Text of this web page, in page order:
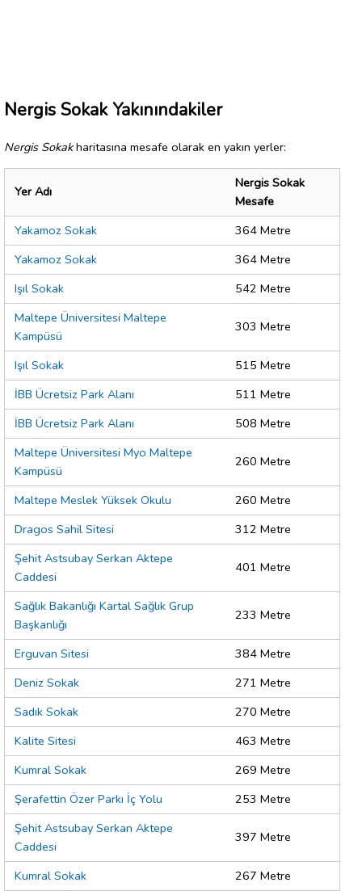
Nergis Sokak Yakınındakiler
Nergis Sokakharitasına mesafe olarak en yakın yerler:
Yer Adı
Nergis Sokak
Mesafe
Yakamoz Sokak
364 Metre
Yakamoz Sokak
364 Metre
Işıl Sokak
542 Metre
Maltepe Üniversitesi Maltepe
Kampüsü
303 Metre
Işıl Sokak
515 Metre
İBB Ücretsiz Park Alanı
511 Metre
İBB Ücretsiz Park Alanı
508 Metre
Maltepe Üniversitesi Myo Maltepe
Kampüsü
260 Metre
Maltepe Meslek Yüksek Okulu
260 Metre
Dragos Sahil Sitesi
312 Metre
Şehit Astsubay Serkan Aktepe
Caddesi
401 Metre
Sağlık Bakanlığı Kartal Sağlık Grup
Başkanlığı
233 Metre
Erguvan Sitesi
384 Metre
Deniz Sokak
271 Metre
Sadık Sokak
270 Metre
Kalite Sitesi
463 Metre
Kumral Sokak
269 Metre
Şerafettin Özer Parkı İç Yolu
253 Metre
Şehit Astsubay Serkan Aktepe
Caddesi
397 Metre
Kumral Sokak 267 Metre